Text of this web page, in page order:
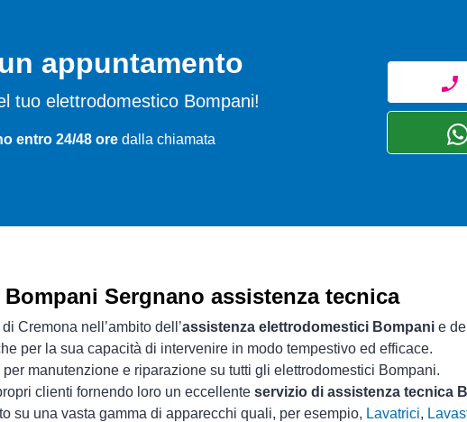
appuntamento
tuo elettrodomestico Bompani!
entro 24/48 oredalla chiamata
Bompani Sergnano assistenza tecnica
Cremona nell’ambito dell’assistenza elettrodomestici Bompani e
per la sua capacità di intervenire in modo tempestivo ed efficace.
per manutenzione e riparazione su tutti gli elettrodomestici Bompani.
clienti fornendo loro un eccellente servizio di assistenza tecnica
su una vasta gamma di apparecchi quali, per esempio, Lavatrici,